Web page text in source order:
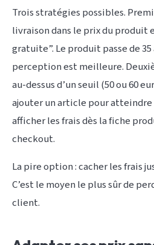
Trois stratégies possibles.
livraison dans le prix du produit
gratuite”. Le produit passe de 35
perception est meilleure.
au-dessus d’un seuil (50 ou 60
ajouter un article pour atteindre
afficher les frais dès la fiche
checkout.
La pire option : cacher les frais
C’est le moyen le plus sûr de
client.